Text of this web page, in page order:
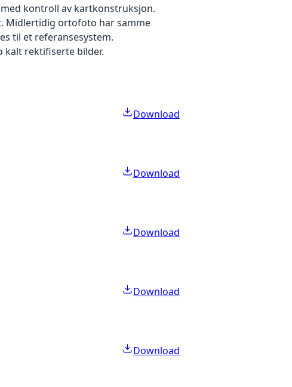
kontroll av kartkonstruksjon.
Midlertidig ortofoto har samme
til et referansesystem.
kalt rektifiserte bilder.
Download
Download
Download
Download
Download